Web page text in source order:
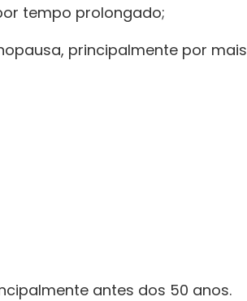
tempo prolongado;
principalmente por mais
antes dos 50 anos.